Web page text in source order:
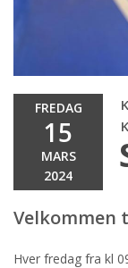
FREDAG
15
MARS
2024
Velkommen
Hver fredag fra kl